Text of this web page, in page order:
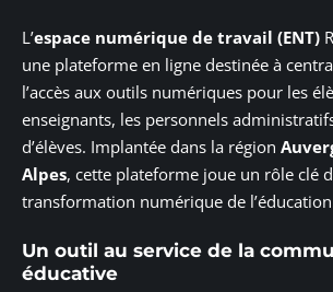
L’espace numérique de travail (ENT)
une plateforme en ligne destinée à
l’accès aux outils numériques pour les
enseignants, les personnels
d’élèves. Implantée dans la région
Alpes, cette plateforme joue un rôle clé
transformation numérique de
Un outil au service de la
éducative